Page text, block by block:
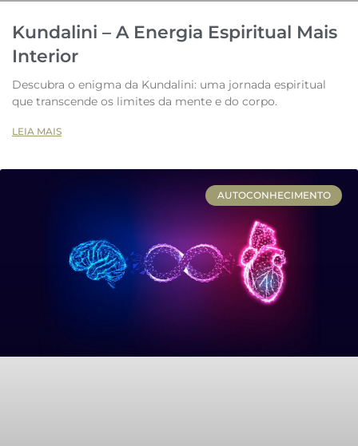
Kundalini – A Energia Espiritual Mais
Interior
Descubra o enigma da Kundalini: uma jornada espiritual
que transcende os limites da mente e do corpo.
LEIA MAIS
AUTOCONHECIMENTO